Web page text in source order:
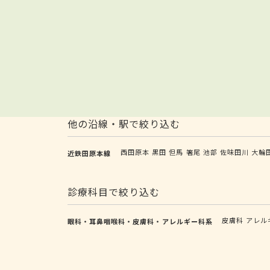
他の沿線・駅で絞り込む
近鉄田原本線 西田原本 黒田 但馬 箸尾 池部 佐味田川 大輪
診療科目で絞り込む
眼科・耳鼻咽喉科・皮膚科・アレルギー科系 皮膚科 アレル